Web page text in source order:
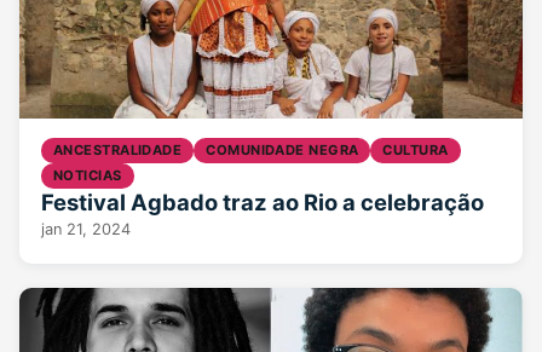
ANCESTRALIDADE COMUNIDADE NEGRA
CULTURA
NOTICIAS
Festival Agbado traz ao Rio a celebração
jan 21, 2024